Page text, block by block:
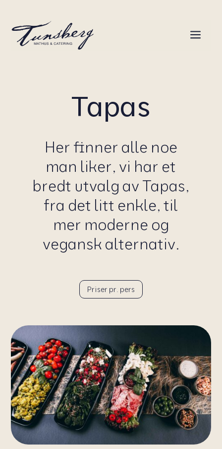
a
Tapas
Her finner alle noe
man liker, vi har et
bredt utvalg av Tapas,
fra det litt enkle, til
mer moderne og
vegansk alternativ.
Priser pr. pers